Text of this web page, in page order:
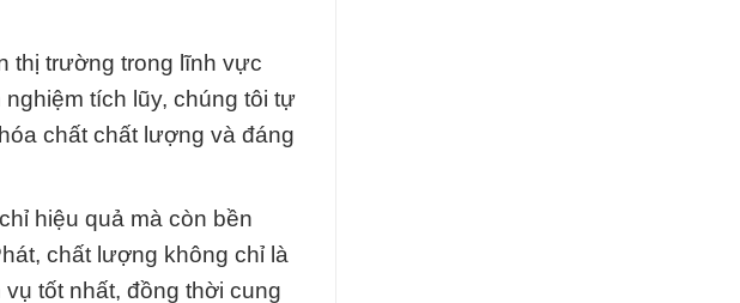
thị trường trong lĩnh vực
tích lũy, chúng tôi tự
chất chất lượng và đáng
hiệu quả mà còn bền
chất lượng không chỉ là
tốt nhất, đồng thời cung